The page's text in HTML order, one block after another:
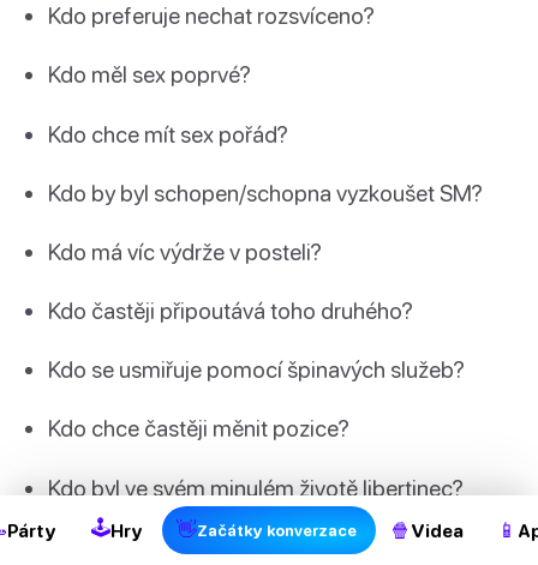
Kdo preferuje nechat rozsvíceno?
Kdo měl sex poprvé?
Kdo chce mít sex pořád?
Kdo by byl schopen/schopna vyzkoušet SM?
Kdo má víc výdrže v posteli?
Kdo častěji připoutává toho druhého?
Kdo se usmiřuje pomocí špinavých služeb?
Kdo chce častěji měnit pozice?
Kdo byl ve svém minulém životě libertinec?
Kdo by se chtěl stát libertincem v tomto životě?
Párty 🕹Hry 👋Začátky konverzace 🍿 Videa 📱